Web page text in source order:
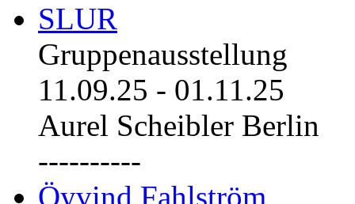
SLUR
Gruppenausstellung
11.09.25 - 01.11.25
Aurel Scheibler Berlin
----------
Öyvind Fahlström